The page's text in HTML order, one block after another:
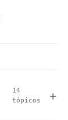
14
tópicos